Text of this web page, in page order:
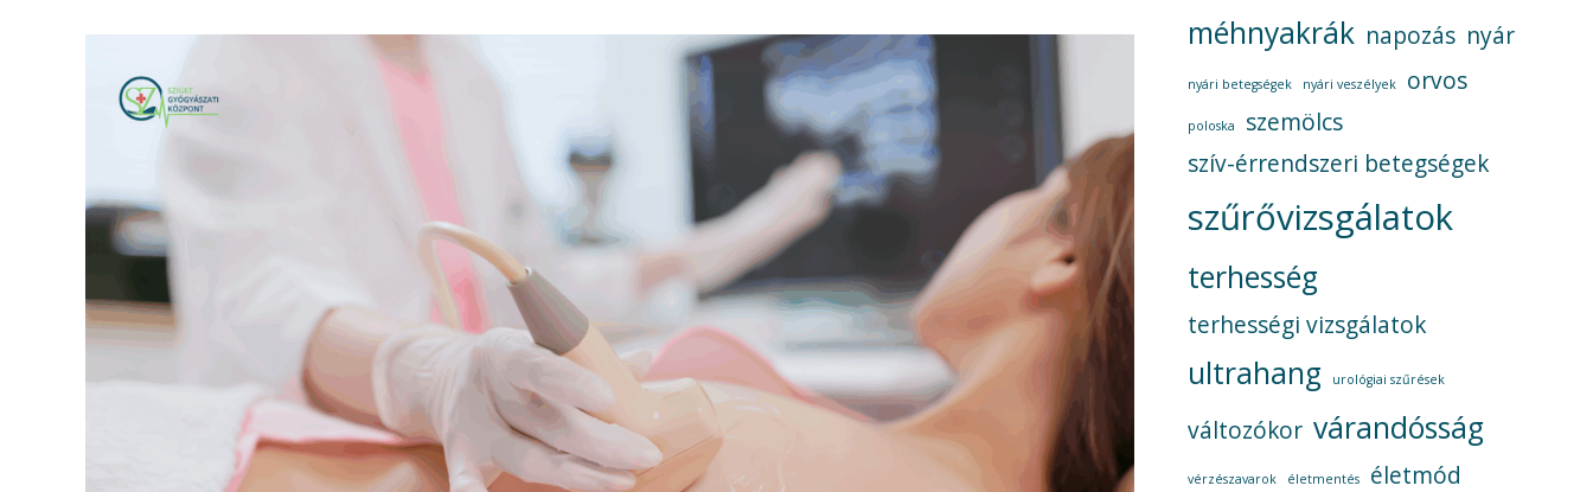
méhnyakrák napozás nyár
nyári betegségek nyári veszélyek orvos
poloska
szemölcs
szív-érrendszeri betegségek
szűrővizsgálatok
terhesség
terhességi vizsgálatok
ultrahang urológiai szűrések
változókor várandósság
vérzészavarok életmentés életmód